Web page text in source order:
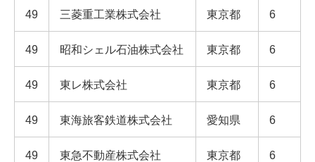
49 三菱重工業株式会社 東京都 6
49 昭和シェル石油株式会社 東京都 6
49 東レ株式会社 東京都 6
49 東海旅客鉄道株式会社 愛知県 6
49 東急不動産株式会社 東京都 6